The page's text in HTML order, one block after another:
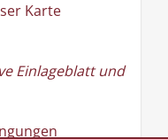
Karte
Einlageblatt und